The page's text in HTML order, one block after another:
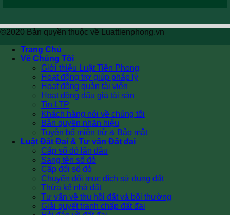
©2020 Bản quyền thuộc về Luattienphong.vn
Trang Chủ
Về Chúng Tôi
Giới thiệu Luật Tiền Phong
Hoạt động trợ giúp pháp lý
Hoạt động quản tài viên
Hoạt động đấu giá tài sản
Tin LTP
Khách hàng nói về chúng tôi
Bản quyền nhãn hiệu
Tuyên bố miễn trừ & Bảo mật
Luật Đất Đai & Tư vấn Đất đai
Cấp sổ đỏ lần đầu
Sang tên sổ đỏ
Cấp đổi sổ đỏ
Chuyển đổi mục đích sử dụng đất
Thừa kế nhà đất
Tư vấn về thu hồi đất và bồi thường
Giải quyết tranh chấp đất đai